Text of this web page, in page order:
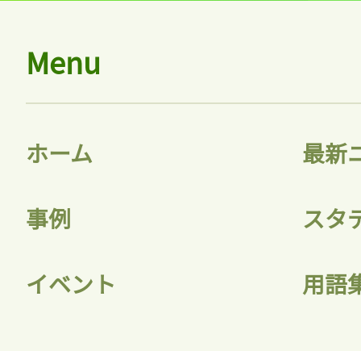
Menu
ホーム 最新
事例 スタ
イベント 用語